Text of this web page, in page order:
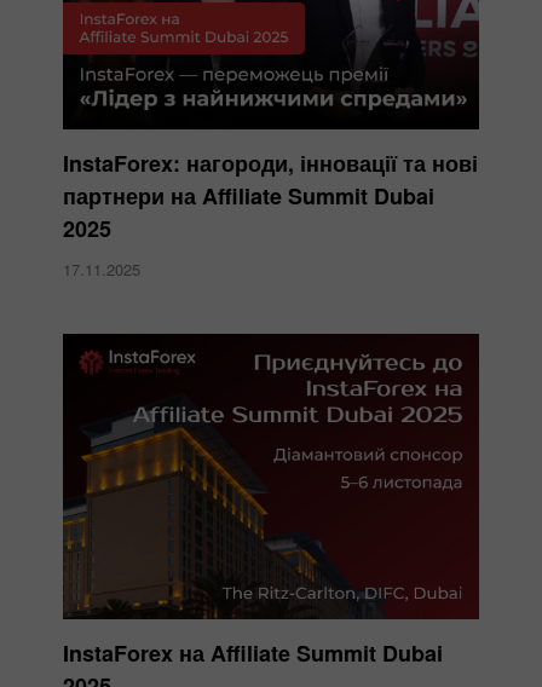
InstaForex: нагороди, інновації та нові
партнери на Affiliate Summit Dubai
2025
17.11.2025
InstaForex на Affiliate Summit Dubai